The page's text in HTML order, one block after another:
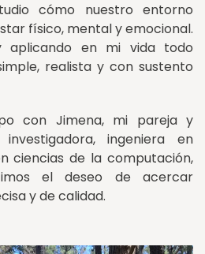
cómo nuestro entorno
físico, mental y emocional.
aplicando en mi vida todo
realista y con sustento
con Jimena, mi pareja y
ingeniera en
ciencias de la computación,
el deseo de acercar
y de calidad.